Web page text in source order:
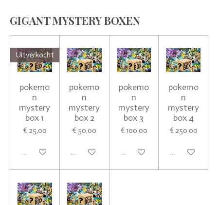
GIGANT MYSTERY BOXEN
Uitverkocht
pokemo
n
mystery
box 1
€ 25,00
Houd mij op de hoogte
pokemo
n
mystery
box 2
€ 50,00
In winkelwagen
pokemo
n
mystery
box 3
€ 100,00
In winkelwagen
pokemo
n
mystery
box 4
€ 250,00
In winkelwagen